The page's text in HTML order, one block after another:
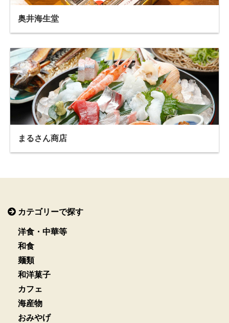
奥井海生堂
まるさん商店
カテゴリーで探す
洋食・中華等
和食
麺類
和洋菓子
カフェ
海産物
おみやげ